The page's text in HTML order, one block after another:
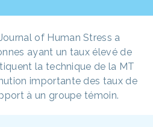
of Human Stress a
ayant un taux élevé de
la technique de la MT
importante des taux de
à un groupe témoin.